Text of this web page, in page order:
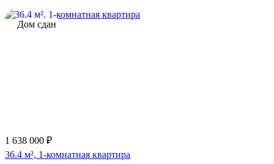
Дом сдан
1 638 000 ₽
36.4 м², 1-комнатная квартира